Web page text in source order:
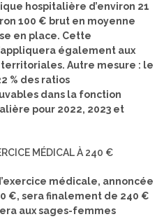
hospitalière d’environ 21
100 € brut en moyenne
en place. Cette
également aux
Autre mesure : le
% des ratios
dans la fonction
pour 2022, 2023 et
MÉDICAL À 240 €
médicale, annoncée
€, sera finalement de 240 €
aux sages-femmes